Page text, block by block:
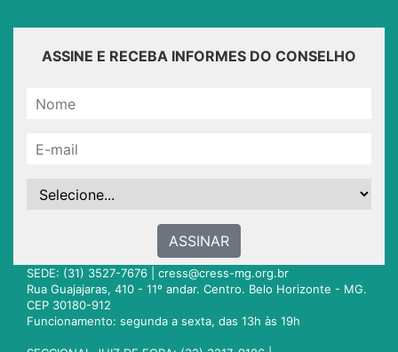
ASSINE E RECEBA INFORMES DO CONSELHO
ASSINAR
SEDE: (31) 3527-7676 | cress@cress-mg.org.br
Rua Guajajaras, 410 - 11º andar. Centro. Belo Horizonte - MG.
CEP 30180-912
Funcionamento: segunda a sexta, das 13h às 19h